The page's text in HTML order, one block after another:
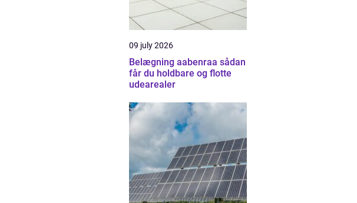
09 july 2026
Belægning aabenraa sådan
får du holdbare og flotte
udearealer